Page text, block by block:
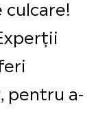
pentru a-